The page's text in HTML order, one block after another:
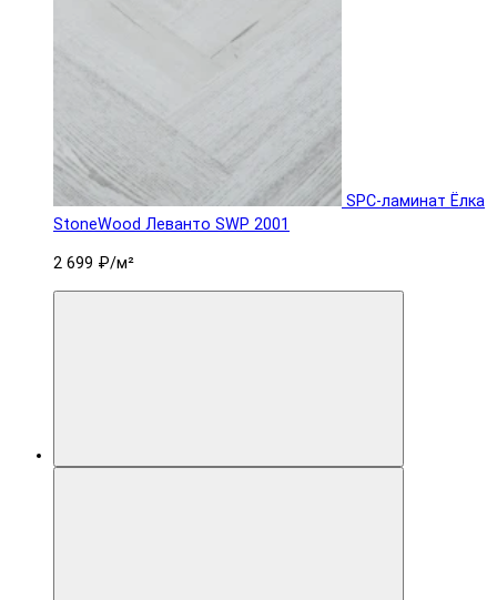
SPC-ламинат Ëлка
StoneWood Леванто SWP 2001
2 699 ₽/м²